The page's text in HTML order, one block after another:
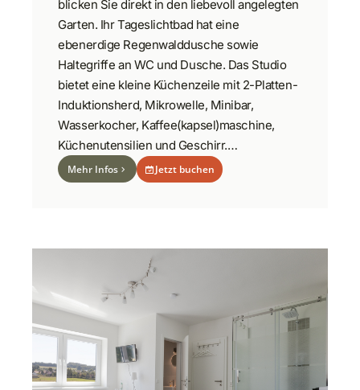
blicken Sie direkt in den liebevoll angelegten
Garten. Ihr Tageslichtbad hat eine
ebenerdige Regenwalddusche sowie
Haltegriffe an WC und Dusche. Das Studio
bietet eine kleine Küchenzeile mit 2-Platten-
Induktionsherd, Mikrowelle, Minibar,
Wasserkocher, Kaffee(kapsel)maschine,
Küchenutensilien und Geschirr.…
Mehr Infos Jetzt buchen